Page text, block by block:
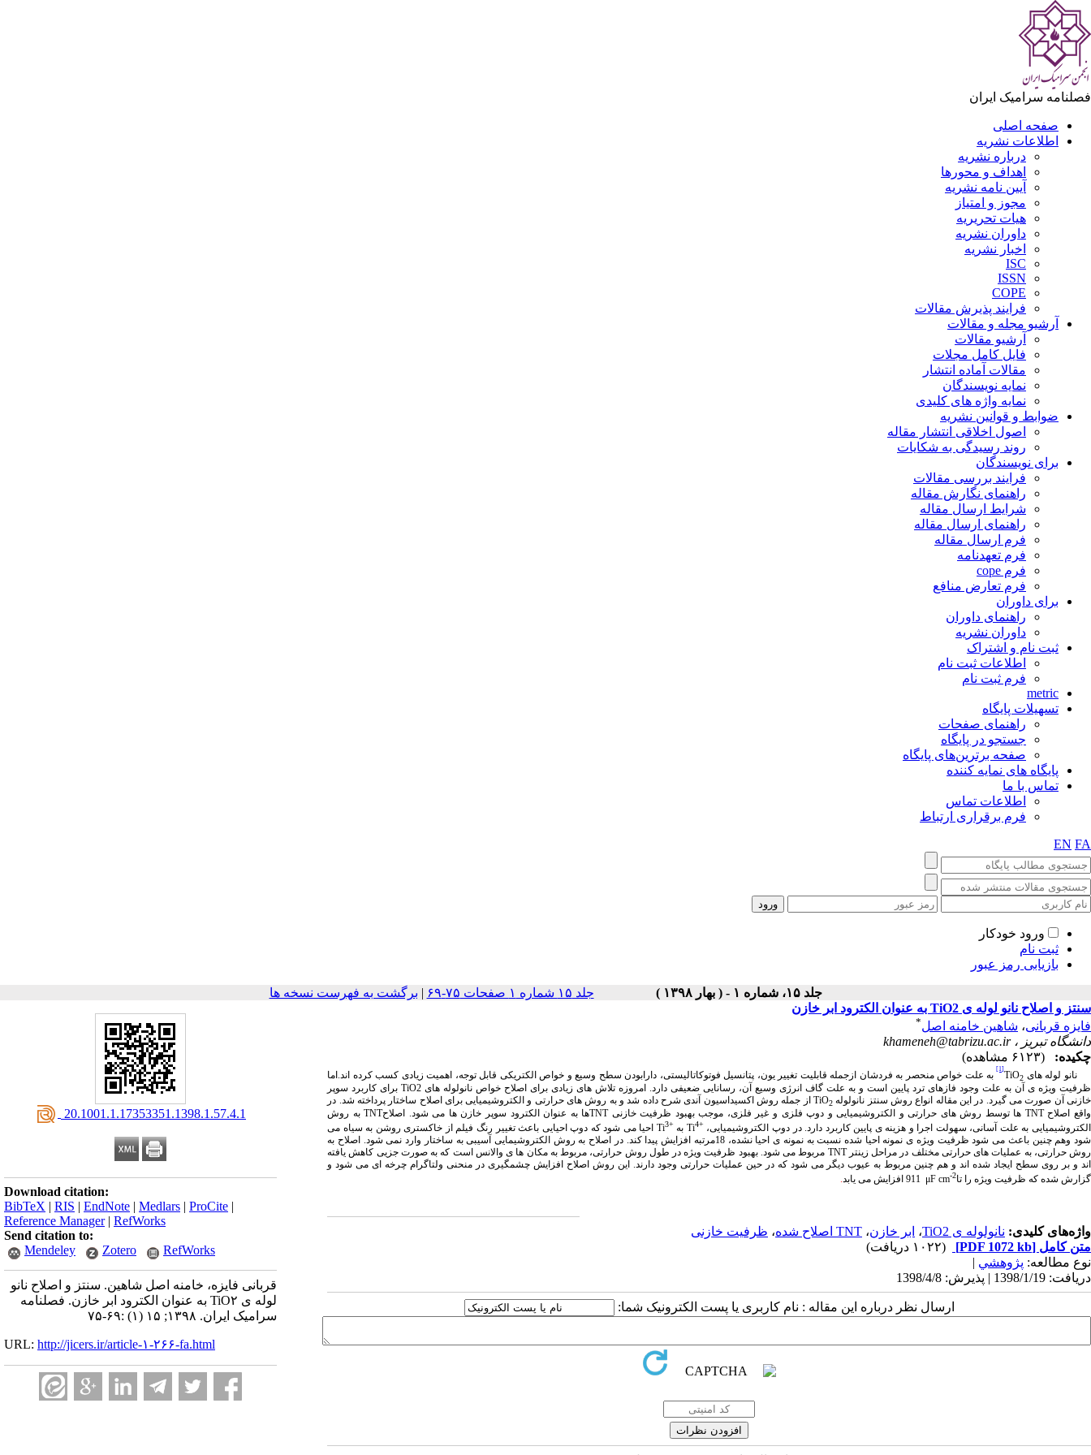
فصلنامه سرامیک ایران
صفحه اصلی
اطلاعات نشریه
درباره نشریه
اهداف و محورها
آیین نامه نشریه
مجوز و امتیاز
هیات تحریریه
داوران نشریه
اخبار نشریه
ISC
ISSN
COPE
فرایند پذیرش مقالات
آرشیو مجله و مقالات
آرشیو مقالات
فایل کامل مجلات
مقالات آماده انتشار
نمایه نویسندگان
نمایه واژه های کلیدی
ضوابط و قوانین نشریه
اصول اخلاقی انتشار مقاله
روند رسیدگی به شکایات
برای نویسندگان
فرایند بررسی مقالات
راهنمای نگارش مقاله
شرایط ارسال مقاله
راهنمای ارسال مقاله
فرم ارسال مقاله
فرم تعهدنامه
فرم cope
فرم تعارض منافع
برای داوران
راهنمای داوران
داوران نشریه
ثبت نام و اشتراک
اطلاعات ثبت نام
فرم ثبت نام
metric
تسهیلات پایگاه
راهنمای صفحات
جستجو در پایگاه
صفحه برترین‌های پایگاه
پایگاه های نمایه کننده
تماس با ما
اطلاعات تماس
فرم برقراری ارتباط
EN FA
ورود خودکار
ثبت نام
بازیابی رمز عبور
جلد ۱۵، شماره ۱ - ( بهار ۱۳۹۸ ) جلد ۱۵ شماره ۱ صفحات ۷۵-۶۹ | برگشت به فهرست نسخه ها
‎ 20.1001.1.17353351.1398.1.57.4.1
Download citation:
BibTeX | RIS | EndNote | Medlars | ProCite |
Reference Manager| RefWorks
Send citation to:
Mendeley
Zotero RefWorks
قربانی فایزه، خامنه اصل شاهین. سنتز و اصلاح نانو
لوله ی TiO۲ به عنوان الکترود ابر خازن. فصلنامه
سرامیک ایران. ۱۳۹۸; ۱۵ (۱) :۶۹-۷۵
URL: http://jicers.ir/article-۱-۲۶۶-fa.html
سنتز و اصلاح نانو لوله ی TiO2 به عنوان الکترود ابر خازن
فایزه قربانی، شاهین خامنه اصل*
دانشگاه تبریز ،khameneh@tabrizu.ac.ir
چکیده:
(۶۱۲۳ مشاهده)
نانو لوله های TiO2
[1]
به علت خواص منحصر به فردشان ازجمله قابلیت تغییر یون، پتانسیل فوتوکاتالیستی، دارابودن سطح وسیع و خواص الکتریکی قابل توجه، اهمیت زیادی کسب کرده اند­.اما
ظرفیت ویژه ی آن به علت وجود فاز­­های ترد پایین است و به علت گاف انرژی وسیع آن، رسانایی ضعیفی دارد. امروزه تلاش های زیادی برای اصلاح خواص نانولوله های TiO2برای کاربرد سوپر
خازنی آن صورت می گیرد. در این مقاله انواع روش سنتز نانولوله TiO2
از جمله روش اکسیداسیون آندی شرح داده شد و به روش های حرارتی و الکتروشیمیایی برای اصلاح ساختار پرداخته شد. در
واقع اصلاحTNT ها توسط روش های حرارتی و الکتروشیمیایی و دوپ فلزی و غیر فلزی، موجب بهبود ظرفیت خازنیTNTها به عنوان الکترود سوپر خازن ها می شود. اصلاحTNTبه روش
الکتروشیمیایی به علت آسانی، سهولت اجرا و هزینه ی پایین کاربرد دارد. در دوپ الکتروشیمیایی،
Ti4+ به Ti3+
احیا می شود که دوپ احیایی باعث تغییر رنگ فیلم از خاکستری روشن به سیاه می
شود وهم چنین باعث می شود ظرفیت ویژه ی نمونه احیا شده نسبت به نمونه ی احیا نشده، 18مرتبه افزایش پیدا کند. در اصلاح به روش الکتروشیمایی آسیبی به ساختار وارد نمی شود. اصلاح به
روش حرارتی، به عملیات های حرارتی مختلف در مراحل زینترTNT مربوط می شود. بهبود ظرفیت ویژه در طول روش حرارتی، مربوط به مکان ها ی والانس است که به صورت جزیی کاهش یافته
اند و بر روی سطح ایجاد شده اند و هم چنین مربوط به عیوب دیگر می شود که در حین عملیات حرارتی وجود دارند. این روش اصلاح افزایش چشمگیری در منحنی ولتاگرام چرخه ای می شود و
گزارش شده که ظرفیت ویژه را تا
μF cm-2
.
واژه‌های کلیدی: نانولوله ی TiO2 ، ابر خازن، TNT اصلاح شده ، ظرفیت خازنی
متن کامل [PDF 1072 kb]
(۱۰۲۲ دریافت)
نوع مطالعه: پژوهشي |
دریافت: 1398/1/19 | پذیرش: 1398/4/8
ارسال نظر درباره این مقاله : نام کاربری یا پست الکترونیک شما: